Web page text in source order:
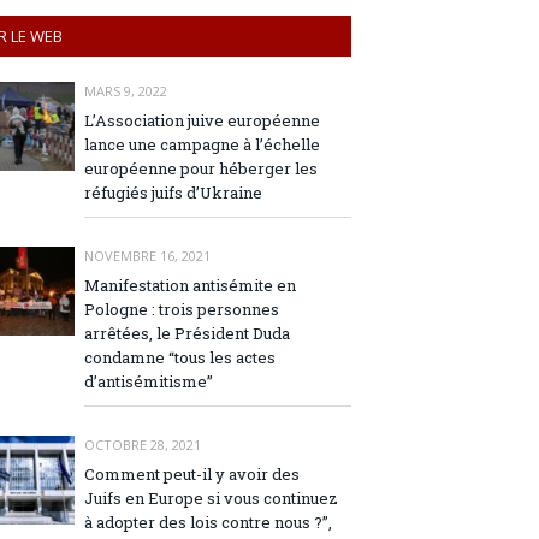
LE WEB
MARS 9, 2022
L’Association juive européenne
lance une campagne à l’échelle
européenne pour héberger les
réfugiés juifs d’Ukraine
NOVEMBRE 16, 2021
Manifestation antisémite en
Pologne : trois personnes
arrêtées, le Président Duda
condamne “tous les actes
d’antisémitisme”
OCTOBRE 28, 2021
Comment peut-il y avoir des
Juifs en Europe si vous continuez
à adopter des lois contre nous ?”,